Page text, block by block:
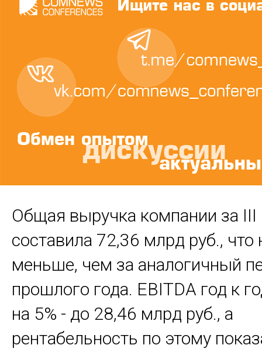
Общая выручка компании за III
составила 72,36 млрд руб., что
меньше, чем за аналогичный
прошлого года. EBITDA год к
на 5% - до 28,46 млрд руб., а
рентабельность по этому